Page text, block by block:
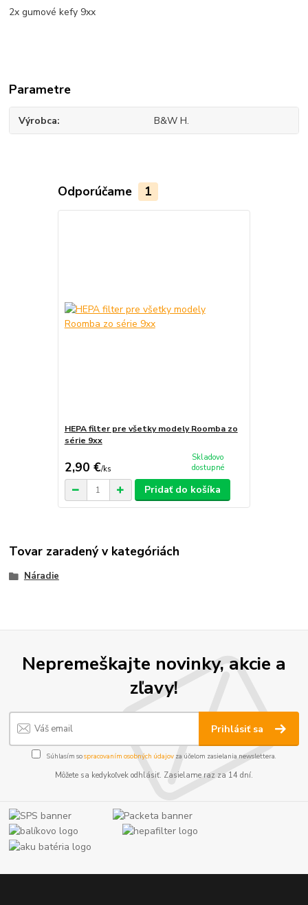
2x gumové kefy 9xx
Parametre
Výrobca B&W H.
Odporúčame 1
HEPA filter pre všetky modely Roomba zo
série 9xx
2,90 €/ks
Skladovo
dostupné
Pridať do košíka
Tovar zaradený v kategóriách
Náradie
Nepremeškajte novinky, akcie a
zľavy!
Prihlásiť sa
Súhlasím sospracovaním osobných údajov za účelom zasielania newslettera.
Môžete sa kedykoľvek odhlásiť. Zasielame raz za 14 dní.